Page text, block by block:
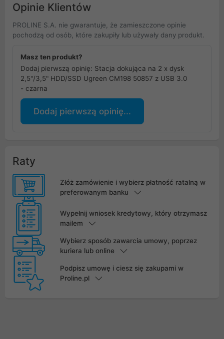
Opinie Klientów
PROLINE S.A. nie gwarantuje, że zamieszczone opinie
pochodzą od osób, które zakupiły lub używały dany produkt.
Masz ten produkt?
Dodaj pierwszą opinię: Stacja dokująca na 2 x dysk
2,5"/3,5" HDD/SSD Ugreen CM198 50857 z USB 3.0
- czarna
Dodaj pierwszą opinię...
Raty
Złóż zamówienie i wybierz płatność ratalną w
preferowanym banku
Wypełnij wniosek kredytowy, który otrzymasz
mailem
Wybierz sposób zawarcia umowy, poprzez
kuriera lub online
Podpisz umowę i ciesz się zakupami w
Proline.pl